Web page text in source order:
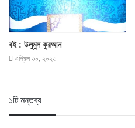
বই : উলুমুল কুরআন
এপ্রিল ৩০, ২০২৩
১টি মন্তব্য